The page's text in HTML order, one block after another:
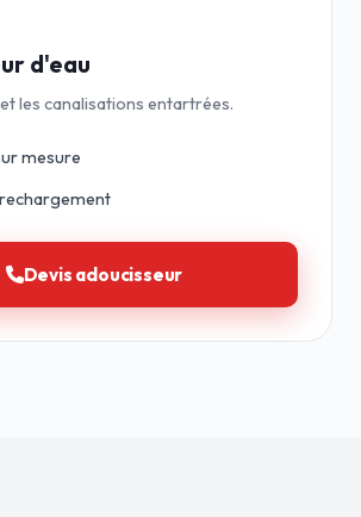
d'eau
les canalisations entartrées.
mesure
Devis adoucisseur